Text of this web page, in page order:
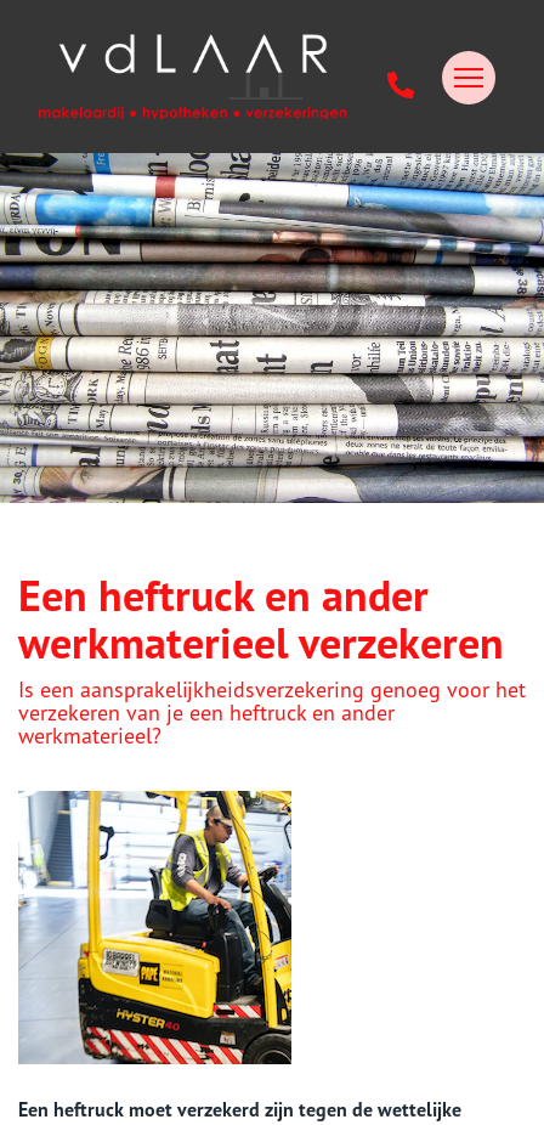
Een heftruck en ander
werkmaterieel verzekeren
Is een aansprakelijkheidsverzekering genoeg voor het
verzekeren van je een heftruck en ander
werkmaterieel?
Een heftruck moet verzekerd zijn tegen de wettelijke